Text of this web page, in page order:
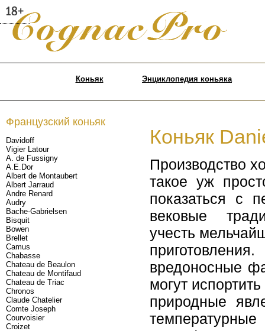
Коньяк Энциклопедия коньяка
Французский коньяк
Davidoff
Vigier Latour
A. de Fussigny
A.E.Dor
Albert de Montaubert
Albert Jarraud
Andre Renard
Audry
Bache-Gabrielsen
Bisquit
Bowen
Brellet
Camus
Chabasse
Chateau de Beaulon
Chateau de Montifaud
Chateau de Triac
Chronos
Claude Chatelier
Comte Joseph
Courvoisier
Croizet
Коньяк
Производство
такое уж
показаться с
вековые
учесть
вредоносные
могут
природные